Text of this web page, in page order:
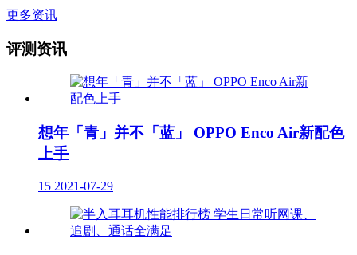
更多资讯
评测资讯
想年「青」并不「蓝」 OPPO Enco Air新配色
上手
15 2021-07-29